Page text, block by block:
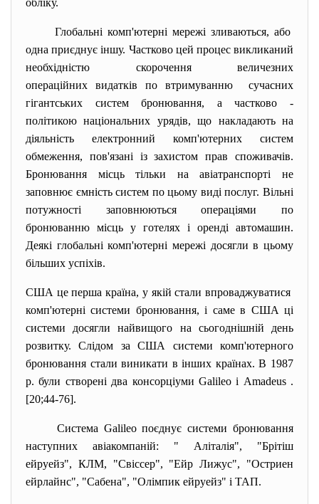
обліку.
Глобальні комп'ютерні мережі зливаються, або
одна приєднує іншу. Частково цей процес викликаний
необхідністю скорочення величезних
операційних видатків по втримуванню сучасних
гігантських систем бронювання, а частково -
політикою національних урядів, що накладають на
діяльність електронний комп'ютерних систем
обмеження, пов'язані із захистом прав споживачів.
Бронювання місць тільки на авіатранспорті не
заповнює ємність систем по цьому виді послуг. Вільні
потужності заповнюються операціями по
бронюванню місць у готелях і оренді автомашин.
Деякі глобальні комп'ютерні мережі досягли в цьому
більших успіхів.
США це перша країна, у якій стали впроваджуватися
комп'ютерні системи бронювання, і саме в США ці
системи досягли найвищого на сьогоднішній день
розвитку. Слідом за США системи комп'ютерного
бронювання стали виникати в інших країнах. В 1987
р. були створені два консорціуми Galileo і Amadeus .
[20;44-76].
Система Galileo поєднує системи бронювання
наступних авіакомпаній: " Аліталія", "Брітіш
ейруейз", КЛМ, "Свіссер", "Ейр Лижус", "Остриен
ейрлайнс", "Сабена", "Олімпик ейруейз" і ТАП.